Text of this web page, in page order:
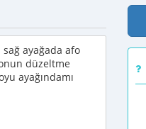
ayağada afo
düzeltme
ayağındamı